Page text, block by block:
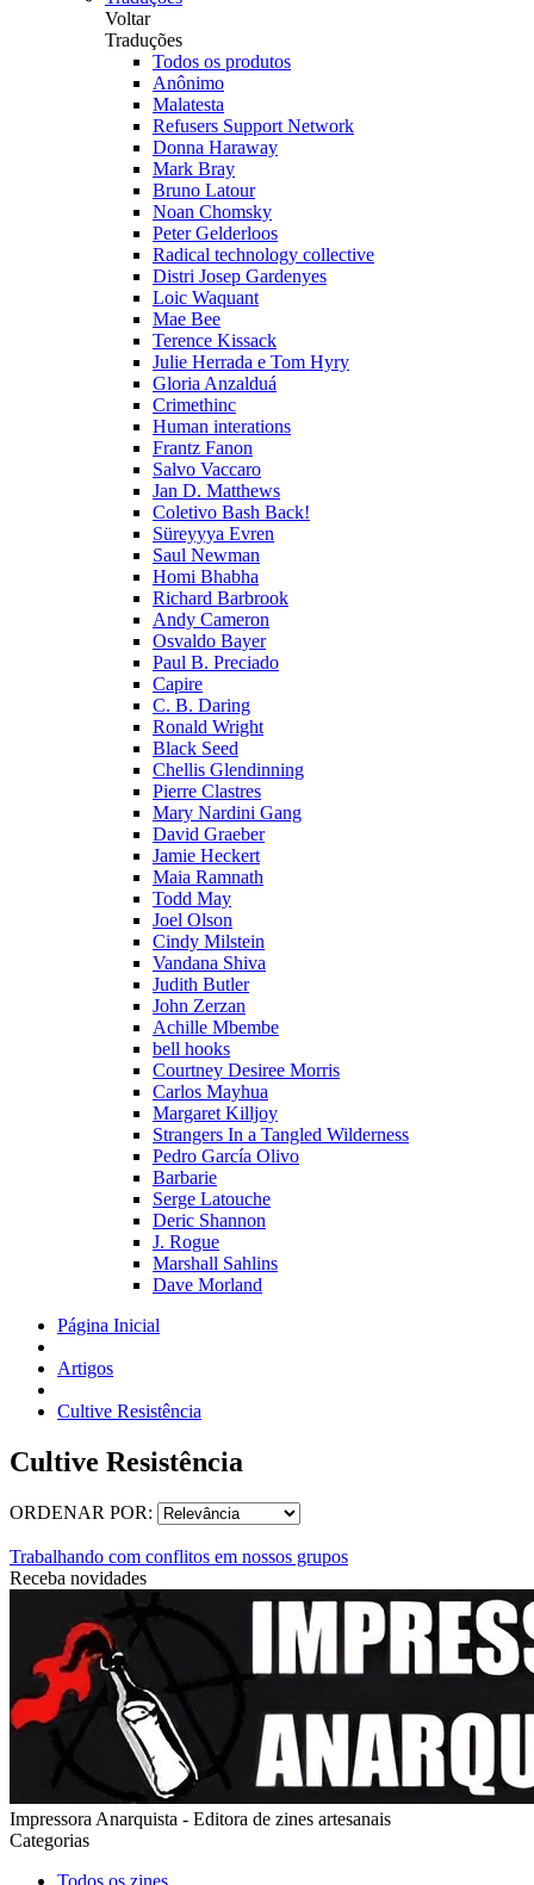
Voltar
Traduções
Todos os produtos
Anônimo
Malatesta
Refusers Support Network
Donna Haraway
Mark Bray
Bruno Latour
Noan Chomsky
Peter Gelderloos
Radical technology collective
Distri Josep Gardenyes
Loic Waquant
Mae Bee
Terence Kissack
Julie Herrada e Tom Hyry
Gloria Anzalduá
Crimethinc
Human interations
Frantz Fanon
Salvo Vaccaro
Jan D. Matthews
Coletivo Bash Back!
Süreyyya Evren
Saul Newman
Homi Bhabha
Richard Barbrook
Andy Cameron
Osvaldo Bayer
Paul B. Preciado
Capire
C. B. Daring
Ronald Wright
Black Seed
Chellis Glendinning
Pierre Clastres
Mary Nardini Gang
David Graeber
Jamie Heckert
Maia Ramnath
Todd May
Joel Olson
Cindy Milstein
Vandana Shiva
Judith Butler
John Zerzan
Achille Mbembe
bell hooks
Courtney Desiree Morris
Carlos Mayhua
Margaret Killjoy
Strangers In a Tangled Wilderness
Pedro García Olivo
Barbarie
Serge Latouche
Deric Shannon
J. Rogue
Marshall Sahlins
Dave Morland
Página Inicial
Artigos
Cultive Resistência
Cultive Resistência
ORDENAR POR:
Trabalhando com conflitos em nossos grupos
Receba novidades
Impressora Anarquista - Editora de zines artesanais
Categorias
Todos os zines